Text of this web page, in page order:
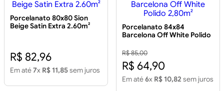
Porcelanato 80x80 Sion
Beige Satin Extra 2.60m²
R$ 82,96
Em até7x R$ 11,85sem juros
Porcelanato 84x84
Barcelona Off White Polido
R$ 85,00
R$ 64,90
Em até6x R$ 10,82 sem juros